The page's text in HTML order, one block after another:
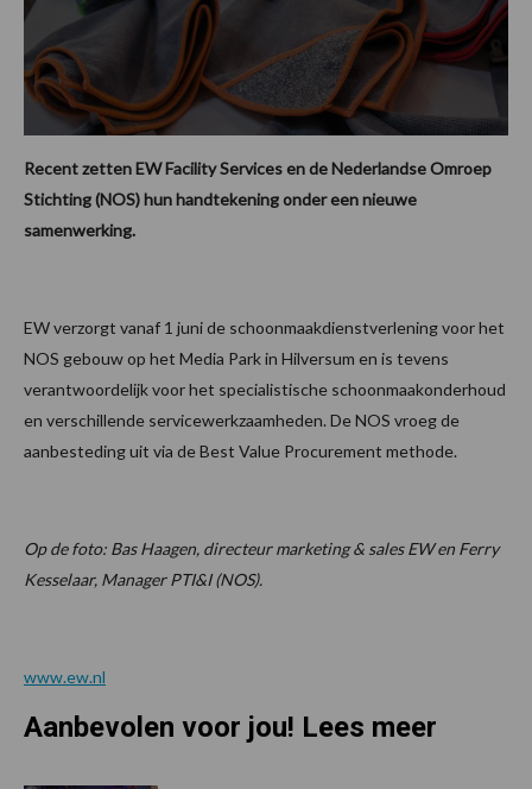
Recent zetten EW Facility Services en de Nederlandse Omroep
Stichting (NOS) hun handtekening onder een nieuwe
samenwerking.
EW verzorgt vanaf 1 juni de schoonmaakdienstverlening voor het
NOS gebouw op het Media Park in Hilversum en is tevens
verantwoordelijk voor het specialistische schoonmaakonderhoud
en verschillende servicewerkzaamheden. De NOS vroeg de
aanbesteding uit via de Best Value Procurement methode.
Op de foto: Bas Haagen, directeur marketing & sales EW en Ferry
Kesselaar, Manager PTI&I (NOS).
www.ew.nl
Aanbevolen voor jou! Lees meer